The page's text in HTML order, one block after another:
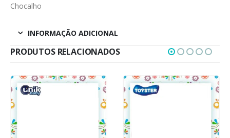
Chocalho
INFORMAÇÃO ADICIONAL
PRODUTOS RELACIONADOS